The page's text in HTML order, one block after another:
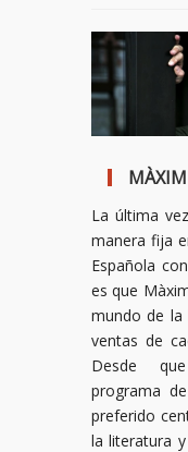
La última
manera fija
Española
es que
mundo de la
ventas de
Desde
programa
preferido
la literatura